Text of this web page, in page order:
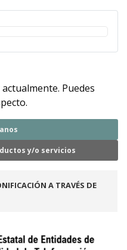
Puedes
y/o servicios
A TRAVÉS DE